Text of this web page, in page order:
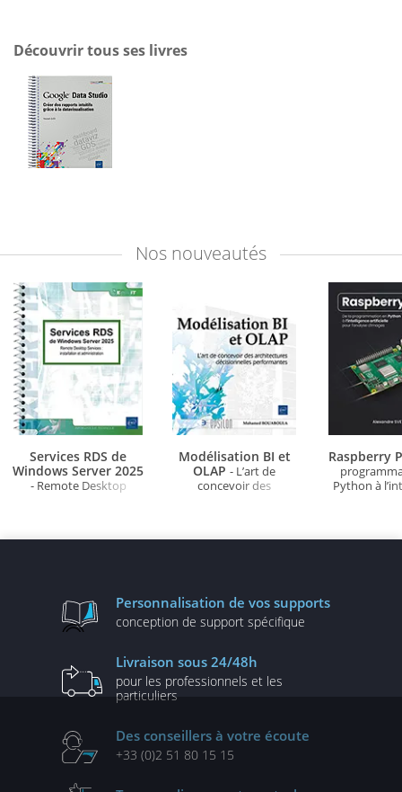
Découvrir tous ses livres
Nos nouveautés
Services RDS de
Windows Server 2025
- Remote Desktop
Modélisation BI et
OLAP - L’art de
concevoir des
Raspberry
Python à
Personnalisation de vos supports
conception de support spécifique
Livraison sous 24/48h
pour les professionnels et les
particuliers
Des conseillers à votre écoute
+33 (0)2 51 80 15 15